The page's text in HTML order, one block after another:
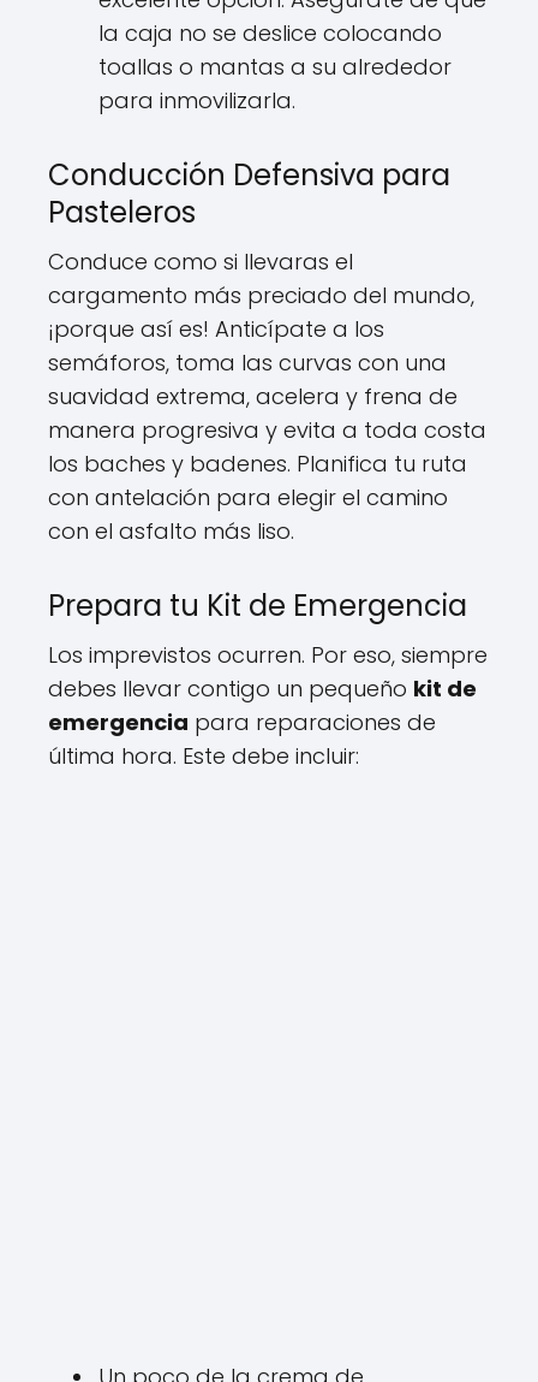
la caja no se deslice colocando
toallas o mantas a su alrededor
para inmovilizarla.
Conducción Defensiva para
Pasteleros
Conduce como si llevaras el
cargamento más preciado del mundo,
¡porque así es! Anticípate a los
semáforos, toma las curvas con una
suavidad extrema, acelera y frena de
manera progresiva y evita a toda costa
los baches y badenes. Planifica tu ruta
con antelación para elegir el camino
con el asfalto más liso.
Prepara tu Kit de Emergencia
Los imprevistos ocurren. Por eso, siempre
debes llevar contigo un pequeño kit de
emergencia para reparaciones de
última hora. Este debe incluir: